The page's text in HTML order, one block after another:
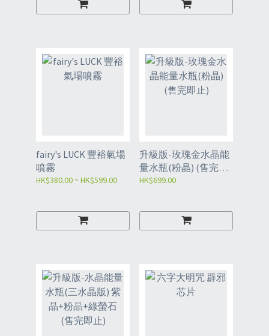
fairy's LUCK 豐裕氣場
噴霧
HK$380.00 ~ HK$599.00
升級版-玫瑰金水晶能
量水瓶(粉晶) (售完即
止)
HK$699.00